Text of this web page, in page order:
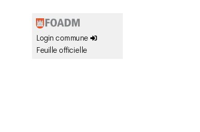
Login commune
Feuille officielle